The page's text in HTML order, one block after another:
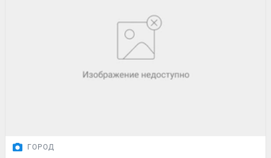
ГОРОД